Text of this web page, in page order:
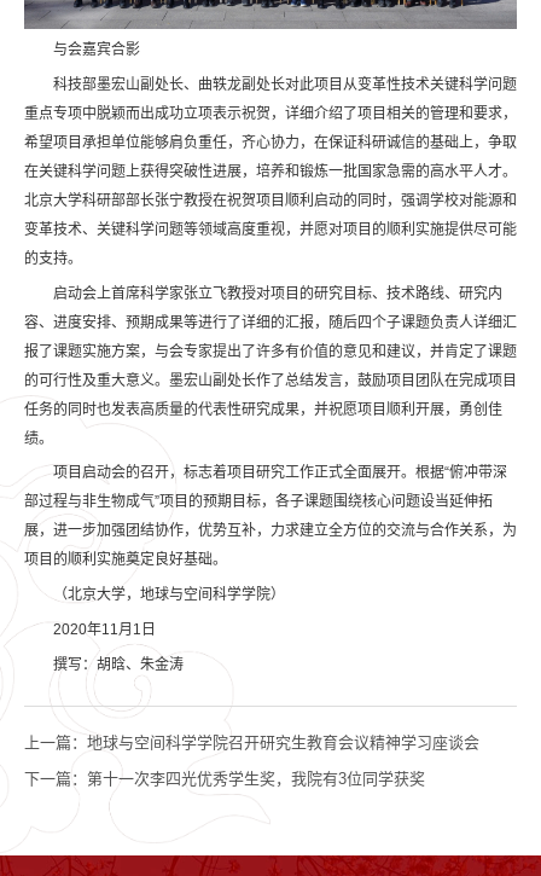
与会嘉宾合影
科技部墨宏山副处长、曲轶龙副处长对此项目从变革性技术关键科学问题
重点专项中脱颖而出成功立项表示祝贺，详细介绍了项目相关的管理和要求，
希望项目承担单位能够肩负重任，齐心协力，在保证科研诚信的基础上，争取
在关键科学问题上获得突破性进展，培养和锻炼一批国家急需的高水平人才。
北京大学科研部部长张宁教授在祝贺项目顺利启动的同时，强调学校对能源和
变革技术、关键科学问题等领域高度重视，并愿对项目的顺利实施提供尽可能
的支持。
启动会上首席科学家张立飞教授对项目的研究目标、技术路线、研究内
容、进度安排、预期成果等进行了详细的汇报，随后四个子课题负责人详细汇
报了课题实施方案，与会专家提出了许多有价值的意见和建议，并肯定了课题
的可行性及重大意义。墨宏山副处长作了总结发言，鼓励项目团队在完成项目
任务的同时也发表高质量的代表性研究成果，并祝愿项目顺利开展，勇创佳
绩。
项目启动会的召开，标志着项目研究工作正式全面展开。根据“俯冲带深
部过程与非生物成气”项目的预期目标，各子课题围绕核心问题设当延伸拓
展，进一步加强团结协作，优势互补，力求建立全方位的交流与合作关系，为
项目的顺利实施奠定良好基础。
（北京大学，地球与空间科学学院）
2020年11月1日
撰写：胡晗、朱金涛
上一篇： 地球与空间科学学院召开研究生教育会议精神学习座谈会
下一篇： 第十一次李四光优秀学生奖，我院有3位同学获奖